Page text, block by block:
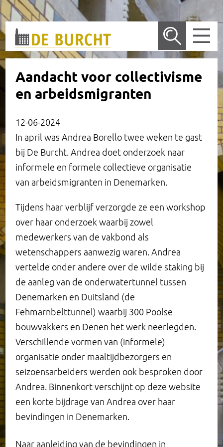
Nieuws
Publicaties
Wetenschappelijk Bureau
Overige publicaties en presentaties
Onderzoek
Onderzoeksprogramma
Lopend onderzoek
Afgesloten onderzoek
Dossiers
Zeggenschap
Opinie
Migrant Collectivism
Project: Goede Tijden (na) Slechte Tijden?
Henri Polaklezing
Scriptieprijs
Leerstoel
Organisatie
Medewerkers
Stichting de Burcht
De locatie in Amsterdam
Vergaderlocatie
Arrangementen
Entree en receptie
Bondsraadzaal
Diamantzaal
Henri Polakzaal en cafe
Roland Holstzaal
Bestuurskamer
Trouwen
Rondleidingen
Historie
Vrienden
Visie van Berlage
Burgt van den arbeid
Collectie vakbondsmuseum
Restauratie
Interieur
Behoud van de Burcht
Historie en toekomst
Aandacht voor collectivisme
en arbeidsmigranten
12-06-2024
In april was Andrea Borello twee weken te gast
bij De Burcht. Andrea doet onderzoek naar
informele en formele collectieve organisatie
van arbeidsmigranten in Denemarken.
Tijdens haar verblijf verzorgde ze een workshop
over haar onderzoek waarbij zowel
medewerkers van de vakbond als
wetenschappers aanwezig waren. Andrea
vertelde onder andere over de wilde staking bij
de aanleg van de onderwatertunnel tussen
Denemarken en Duitsland (de
Fehmarnbelttunnel) waarbij 300 Poolse
bouwvakkers en Denen het werk neerlegden.
Verschillende vormen van (informele)
organisatie onder maaltijdbezorgers en
seizoensarbeiders werden ook besproken door
Andrea. Binnenkort verschijnt op deze website
een korte bijdrage van Andrea over haar
bevindingen in Denemarken.
Naar aanleiding van de bevindingen in